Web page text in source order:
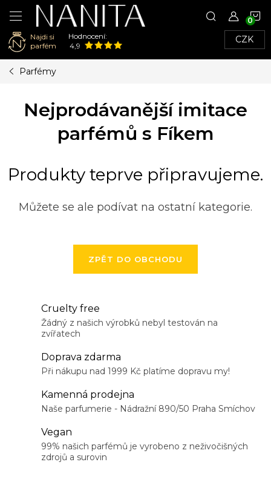
Najdi si
parfém
Hodnocení:
4,9
CZK
Parfémy
Nejprodávanější imitace
parfémů s Fíkem
Produkty teprve připravujeme.
Můžete se ale podívat na ostatní kategorie.
ZPĚT DO OBCHODU
Cruelty free
Žádný z našich výrobků nebyl testován na
zvířatech
Doprava zdarma
Při nákupu nad 1999 Kč platíme dopravu my!
Kamenná prodejna
Naše parfumerie - Nádražní 890/50 Praha Smíchov
Vegan
99% našich parfémů je vyrobeno z neživočišných
zdrojů a surovin